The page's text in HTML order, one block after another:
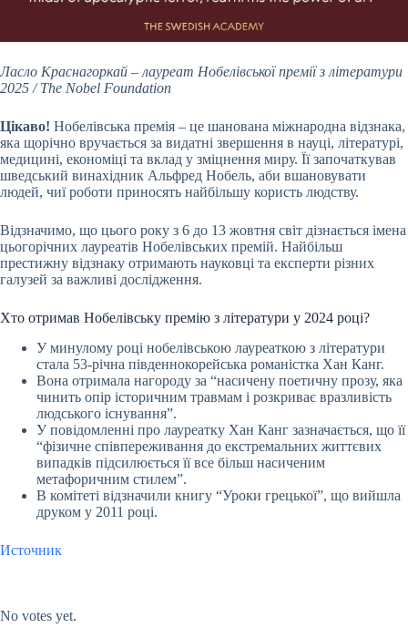
Ласло Краснагоркай – лауреат Нобелівської премії з літератури
2025 / The Nobel Foundation
Цікаво! Нобелівська премія – це шанована міжнародна відзнака,
яка щорічно вручається за видатні звершення в науці, літературі,
медицині, економіці та вклад у зміцнення миру. Її започаткував
шведський винахідник Альфред Нобель, аби вшановувати
людей, чиї роботи приносять найбільшу користь людству.
Відзначимо, що цього року з 6 до 13 жовтня світ дізнається імена
цьогорічних лауреатів Нобелівських премій. Найбільш
престижну відзнаку отримають науковці та експерти різних
галузей за важливі дослідження.
Хто отримав Нобелівську премію з літератури у 2024 році?
У минулому році нобелівською лауреаткою з літератури
стала 53-річна південнокорейська романістка Хан Канг.
Вона отримала нагороду за “насичену поетичну прозу, яка
чинить опір історичним травмам і розкриває вразливість
людського існування”.
У повідомленні про лауреатку Хан Канг зазначається, що її
“фізичне співпереживання до екстремальних життєвих
випадків підсилюється її все більш насиченим
метафоричним стилем”.
В комітеті відзначили книгу “Уроки грецької”, що вийшла
друком у 2011 році.
Источник
No votes yet.